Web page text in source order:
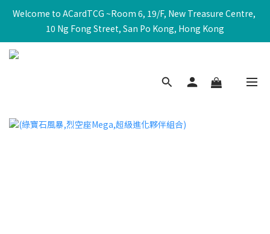
Welcome to ACardTCG ~Room 6, 19/F, New Treasure Centre,
10 Ng Fong Street, San Po Kong, Hong Kong